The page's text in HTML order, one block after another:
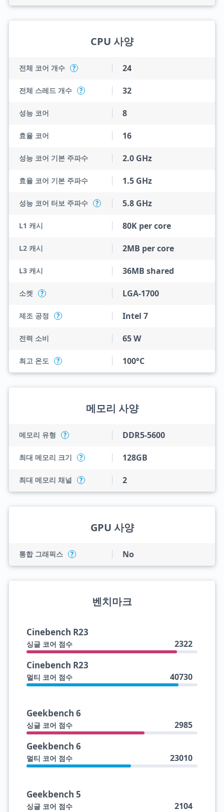
CPU 사양
전체 코어 개수 ? 24
전체 스레드 개수 ? 32
성능 코어 8
효율 코어 16
성능 코어 기본 주파수 2.0 GHz
효율 코어 기본 주파수 1.5 GHz
성능 코어 터보 주파수 ? 5.8 GHz
L1 캐시 80K per core
L2 캐시 2MB per core
L3 캐시 36MB shared
소켓 ? LGA-1700
제조 공정 ? Intel 7
전력 소비 65 W
최고 온도 ? 100°C
메모리 사양
메모리 유형 ? DDR5-5600
최대 메모리 크기 ? 128GB
최대 메모리 채널 ? 2
GPU 사양
통합 그래픽스 ? No
벤치마크
Cinebench R23
싱글 코어 점수 2322
Cinebench R23
멀티 코어 점수 40730
Geekbench 6
싱글 코어 점수 2985
Geekbench 6
멀티 코어 점수 23010
Geekbench 5
싱글 코어 점수 2104